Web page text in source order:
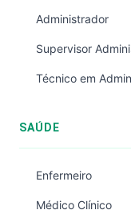
Administrador
Supervisor
Técnico em
SAÚDE
Enfermeiro
Médico Clínico